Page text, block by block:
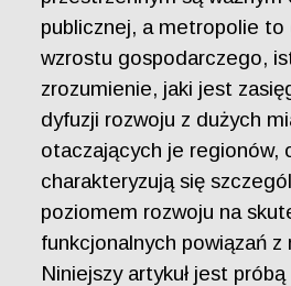
publicznej, a metropolie to
wzrostu gospodarczego,
zrozumienie, jaki jest
dyfuzji rozwoju z dużych
otaczających je regionów,
charakteryzują się
poziomem rozwoju na
funkcjonalnych powiązań
Niniejszy artykuł jest